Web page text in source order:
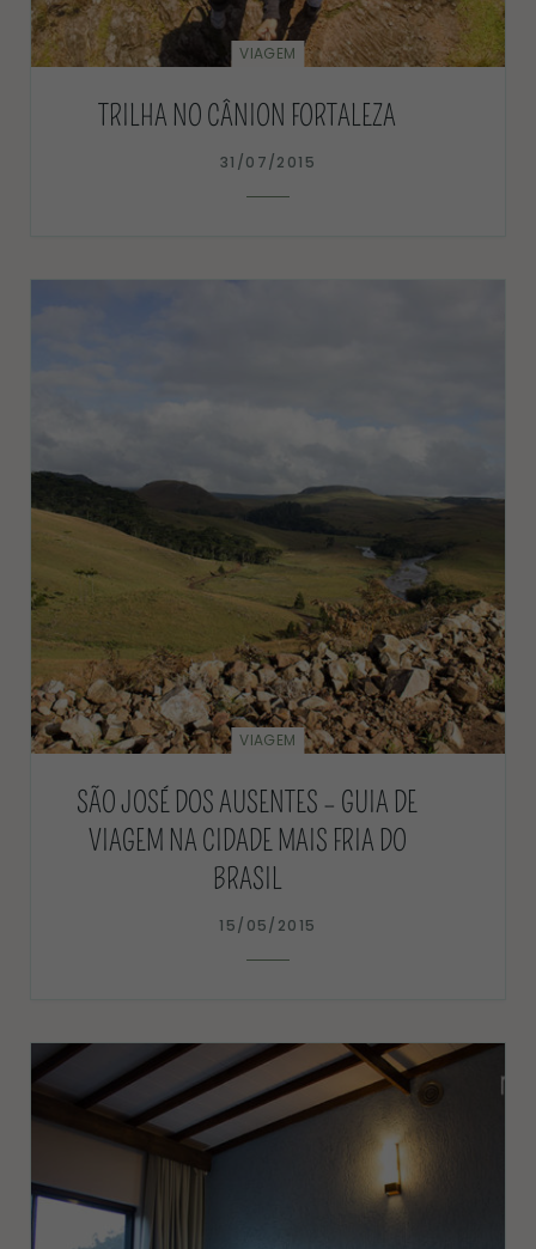
VIAGEM
TRILHA NO CÂNION FORTALEZA
31/07/2015
VIAGEM
SÃO JOSÉ DOS AUSENTES – GUIA DE
VIAGEM NA CIDADE MAIS FRIA DO
BRASIL
15/05/2015